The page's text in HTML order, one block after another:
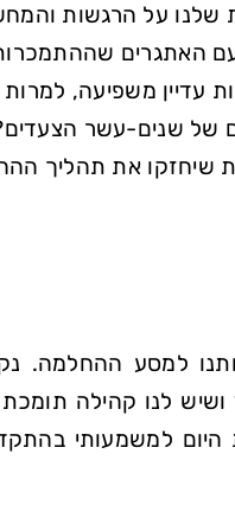
על הרגשות
האתגרים
עדיין משפיעה,
של שנים-עשר
שיחזקו את תהליך
למסע ההחלמה.
לנו קהילה תומכת
היום למשמעותי